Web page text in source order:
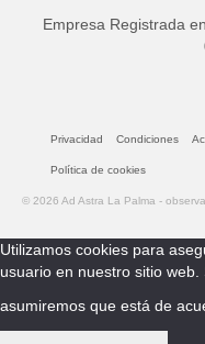
Empresa Registrada
Privacidad Condiciones
Política de cookies
© 2026 Ad Astra La Palma -
Utilizamos cookies para
usuario en nuestro sitio
asumiremos que está de